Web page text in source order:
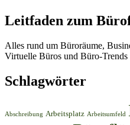
Leitfaden zum
Alles rund um Büroräume,
Virtuelle Büros und Büro-
Schlagwörter
Abschreibung Arbeitsplatz Arbeitsumfeld